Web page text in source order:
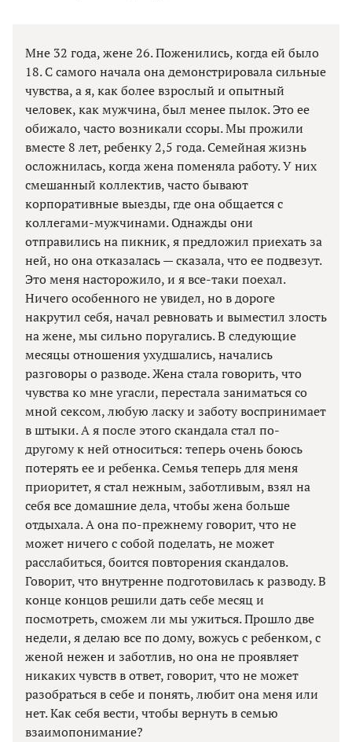
Мне 32 года, жене 26. Поженились, когда ей было
18. С самого начала она демонстрировала сильные
чувства, а я, как более взрослый и опытный
человек, как мужчина, был менее пылок. Это ее
обижало, часто возникали ссоры. Мы прожили
вместе 8 лет, ребенку 2,5 года. Семейная жизнь
осложнилась, когда жена поменяла работу. У них
смешанный коллектив, часто бывают
корпоративные выезды, где она общается с
коллегами-мужчинами. Однажды они
отправились на пикник, я предложил приехать за
ней, но она отказалась — сказала, что ее подвезут.
Это меня насторожило, и я все-таки поехал.
Ничего особенного не увидел, но в дороге
накрутил себя, начал ревновать и выместил злость
на жене, мы сильно поругались. В следующие
месяцы отношения ухудшались, начались
разговоры о разводе. Жена стала говорить, что
чувства ко мне угасли, перестала заниматься со
мной сексом, любую ласку и заботу воспринимает
в штыки. А я после этого скандала стал по-
другому к ней относиться: теперь очень боюсь
потерять ее и ребенка. Семья теперь для меня
приоритет, я стал нежным, заботливым, взял на
себя все домашние дела, чтобы жена больше
отдыхала. А она по-прежнему говорит, что не
может ничего с собой поделать, не может
расслабиться, боится повторения скандалов.
Говорит, что внутренне подготовилась к разводу. В
конце концов решили дать себе месяц и
посмотреть, сможем ли мы ужиться. Прошло две
недели, я делаю все по дому, вожусь с ребенком, с
женой нежен и заботлив, но она не проявляет
никаких чувств в ответ, говорит, что не может
разобраться в себе и понять, любит она меня или
нет. Как себя вести, чтобы вернуть в семью
взаимопонимание?